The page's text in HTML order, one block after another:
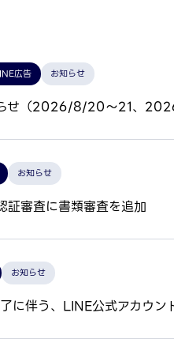
広告 お知らせ
らせ（2026/8/20～21、
お知らせ
証審査に書類審査を追加
お知らせ
に伴う、LINE公式アカウン